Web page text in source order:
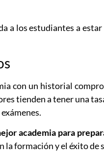
a los estudiantes a
con un historial
tienden a tener una
academia para
la formación y el éxito de